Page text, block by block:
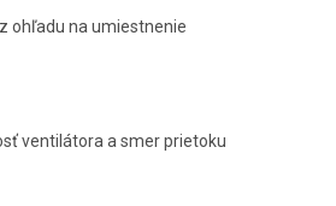
ohľadu na umiestnenie
ventilátora a smer prietoku